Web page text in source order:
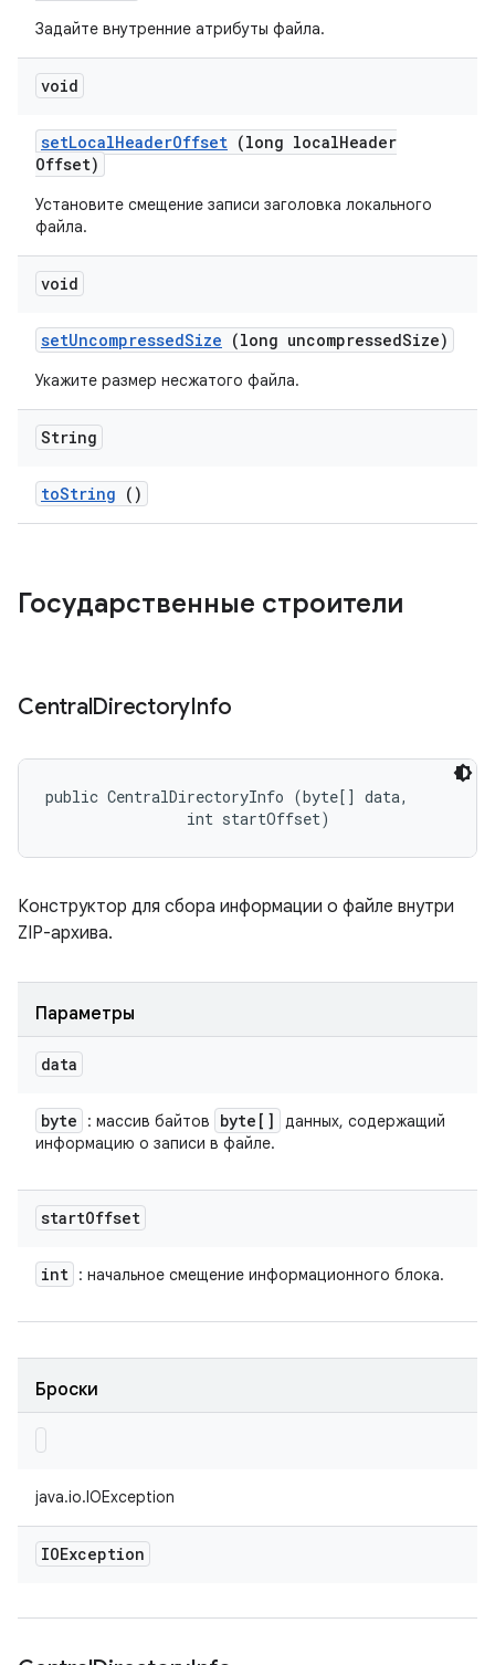
Задайте внутренние атрибуты файла.
void
setLocalHeaderOffset (long localHeader
Offset)
Установите смещение записи заголовка локального
файла.
void
setUncompressedSize (long uncompressedSize)
Укажите размер несжатого файла.
String
toString ()
Государственные строители
CentralDirectoryInfo
public CentralDirectoryInfo (byte[] data,
                int startOffset)
Конструктор для сбора информации о файле внутри
ZIP-архива.
Параметры
data
byte : массив байтов byte[]
данных, содержащий
информацию о записи в файле.
startOffset
int : начальное смещение информационного блока.
Броски
java.io.IOException
IOException